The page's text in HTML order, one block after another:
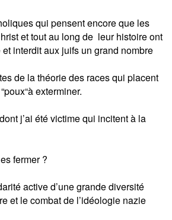
qui pensent encore que les
et tout au long de leur histoire ont
interdit aux juifs un grand nombre
de la théorie des races qui placent
exterminer.
j’ai été victime qui incitent à la
fermer ?
active d’une grande diversité
et le combat de l’idéologie nazie